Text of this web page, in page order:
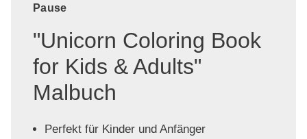
Pause
"Unicorn Coloring Book
for Kids & Adults"
Malbuch
Perfekt für Kinder und Anfänger